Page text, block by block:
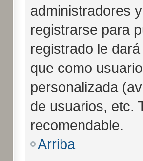
administradores
registrarse para
registrado le
que como
personalizada
de usuarios, etc.
recomendable.
Arriba